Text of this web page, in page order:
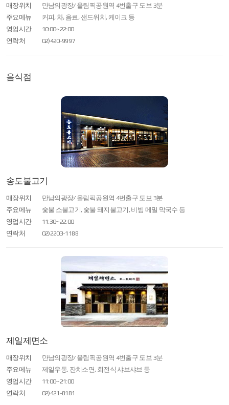
매장위치
만남의광장/ 올림픽공원역 4번출구 도보 3분
주요메뉴
커피, 차, 음료, 샌드위치, 케이크 등
영업시간
10:00~22:00
연락처
02)420-9997
음식점
송도불고기
매장위치
만남의광장/ 올림픽공원역 4번출구 도보 3분
주요메뉴
숯불 소불고기, 숯불 돼지불고기, 비빔 메밀 막국수 등
영업시간
11:30~22:00
연락처
02)2203-1188
제일제면소
매장위치
만남의광장/ 올림픽공원역 4번출구 도보 3분
주요메뉴
제일우동, 잔치소면, 회전식 샤브샤브 등
영업시간
11:00~21:00
연락처
02)421-8181